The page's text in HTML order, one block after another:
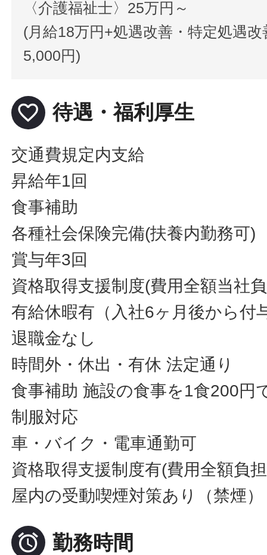
〈介護福祉士〉25万円～
(月給18万円+処遇改善・特定処遇
5,000円)
favorite_border 待遇・福利厚生
交通費規定内支給
昇給年1回
食事補助
各種社会保険完備(扶養内勤務可)
賞与年3回
資格取得支援制度(費用全額当社
有給休暇有（入社6ヶ月後から付
退職金なし
時間外・休出・有休 法定通り
食事補助 施設の食事を1食200円
制服対応
車・バイク・電車通勤可
資格取得支援制度有(費用全額負
屋内の受動喫煙対策あり（禁煙）
 勤務時間